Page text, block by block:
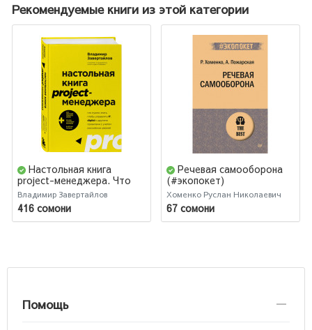
Рекомендуемые книги из этой категории
Настольная книга
project-менеджера. Что
нужно знать, чтобы
управлять IT, digital и
другими проектами с
учетом российских реалий
Владимир Завертайлов
416 сомони
Речевая самооборона
(#экопокет)
Хоменко Руслан Николаевич
67 сомони
Помощь